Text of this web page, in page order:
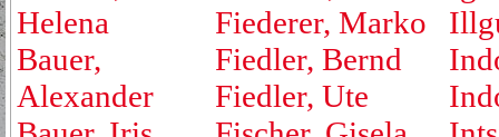
Helena
Bauer,
Alexander
Fiederer, Marko
Fiedler, Bernd
Fiedler, Ute